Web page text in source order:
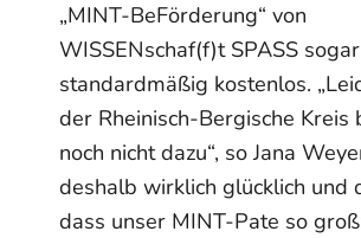
„MINT-BeFörderung“ von
WISSENschaf(f)t SPASS sogar
standardmäßig kostenlos.
der Rheinisch-Bergische Kreis
noch nicht dazu“, so Jana
deshalb wirklich glücklich und
dass unser MINT-Pate so